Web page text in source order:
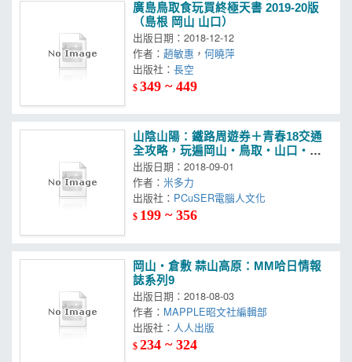
廣島鳥取食玩買終極天書 2019-20版
（島根 岡山 山口）
出版日期：2018-12-12
作者：趙敏惠 ，何曉萍
出版社：
$349 ~ 449
山陰山陽：鐵路周遊券＋青春18交通
全攻略，玩遍岡山‧鳥取‧山口‧島
根──世界遺產、夢幻砂丘、絕景古
城、美食祭典，最完整的自由行程規
劃
出版日期：2018-09-01
作者：米多力
出版社：
$ 199 ~ 356
岡山‧倉敷 蒜山高原：MM哈日情報
誌系列9
出版日期：2018-08-03
作者： MAPPLE昭文社編輯部
出版社：
$234 ~ 324